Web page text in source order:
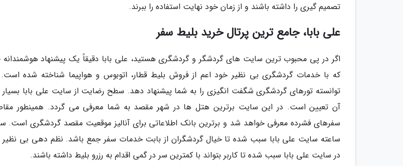
تصمیم گیری را داشته باشند و از زمان خود نهایت استفاده را ببرند.
علی بابا، جامع ترین پرتال خرید بلیط سفر
اگر در پی محبوب ترین سایت های گردشگر و گردشگری هستید، علی بابا دقیقاً یک پیشنهاد
که با خدمات گردشگری بی نظیر خود اعم از فروش بلیط قطار، اتوبوس و هواپیما شناخته شده
توانسته تورهای گردشگری شگفت انگیزی را به شما پیشنهاد دهد. سطح رضایت از سایت علی بابا بسیار
آن تعیین است. در این سایت برترین هتل ها در شهر مقصد به شما معرفی می گردد. همینطور
ساعته سایت علی بابا سبب شده تا خیال گردشگران از بابت خدمات سفر جمع باشد. نظم دهی بی
در سایت علی بابا سبب شده تا کاربر بتواند با کمترین سر در گمی اقدام به رزرو بلیط داشته باشند.